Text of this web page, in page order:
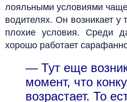
лояльными условиями
водителях. Он возникает у
плохие условия. Среди
хорошо работает
— Тут еще
момент, что
возрастает. То